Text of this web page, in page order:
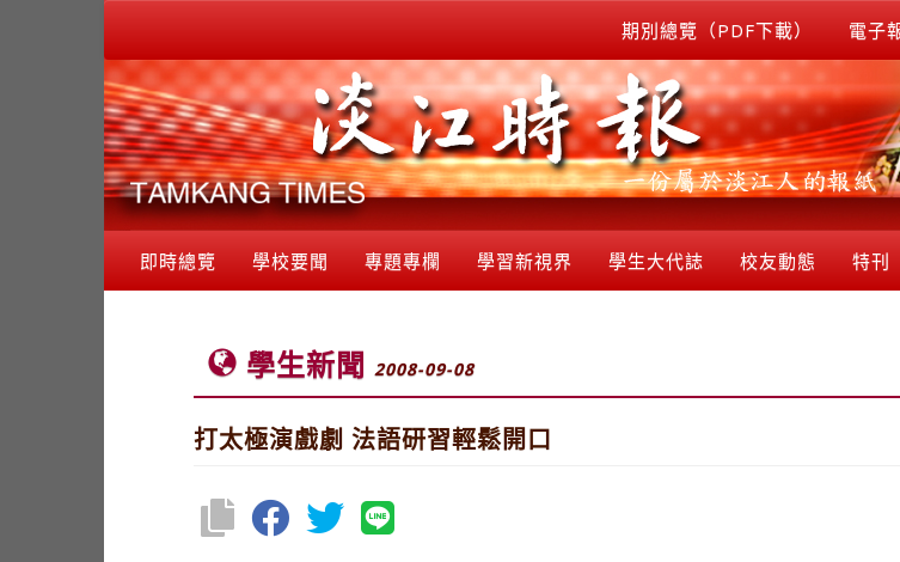
期別總覽（PDF下載） 電子
即時總覽 學校要聞 專題專欄 學習新視界 學生大代誌 校友動態 特刊
學生新聞 2008-09-08
打太極演戲劇 法語研習輕鬆開口